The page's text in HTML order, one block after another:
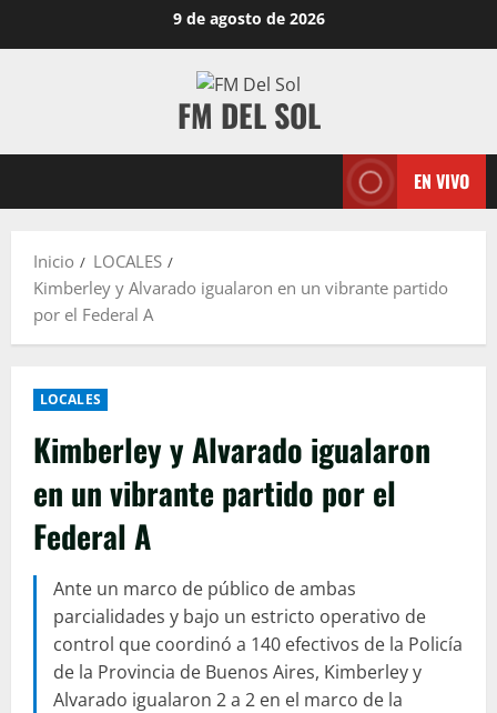
9 de agosto de 2026
FM DEL SOL
EN VIVO
Inicio
LOCALES
Kimberley y Alvarado igualaron en un vibrante partido
por el Federal A
LOCALES
Kimberley y Alvarado igualaron
en un vibrante partido por el
Federal A
Ante un marco de público de ambas
parcialidades y bajo un estricto operativo de
control que coordinó a 140 efectivos de la Policía
de la Provincia de Buenos Aires, Kimberley y
Alvarado igualaron 2 a 2 en el marco de la